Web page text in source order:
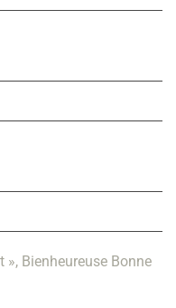
», Bienheureuse Bonne